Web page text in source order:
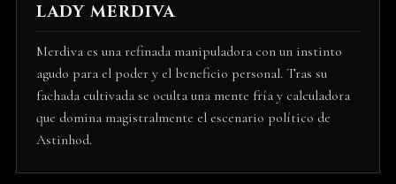
LADY MERDIVA
Merdiva es una refinada manipuladora con un instinto
agudo para el poder y el beneficio personal. Tras su
fachada cultivada se oculta una mente fría y calculadora
que domina magistralmente el escenario político de
Astinhod.